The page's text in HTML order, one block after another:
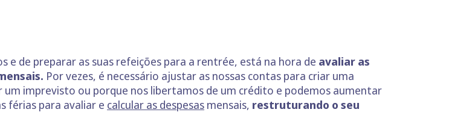
e de preparar as suas refeições para a rentrée, está na hora de avaliar as
Por vezes, é necessário ajustar as nossas contas para criar uma
imprevisto ou porque nos libertamos de um crédito e podemos aumentar
férias para avaliar e calcular as despesas mensais, restruturando o seu